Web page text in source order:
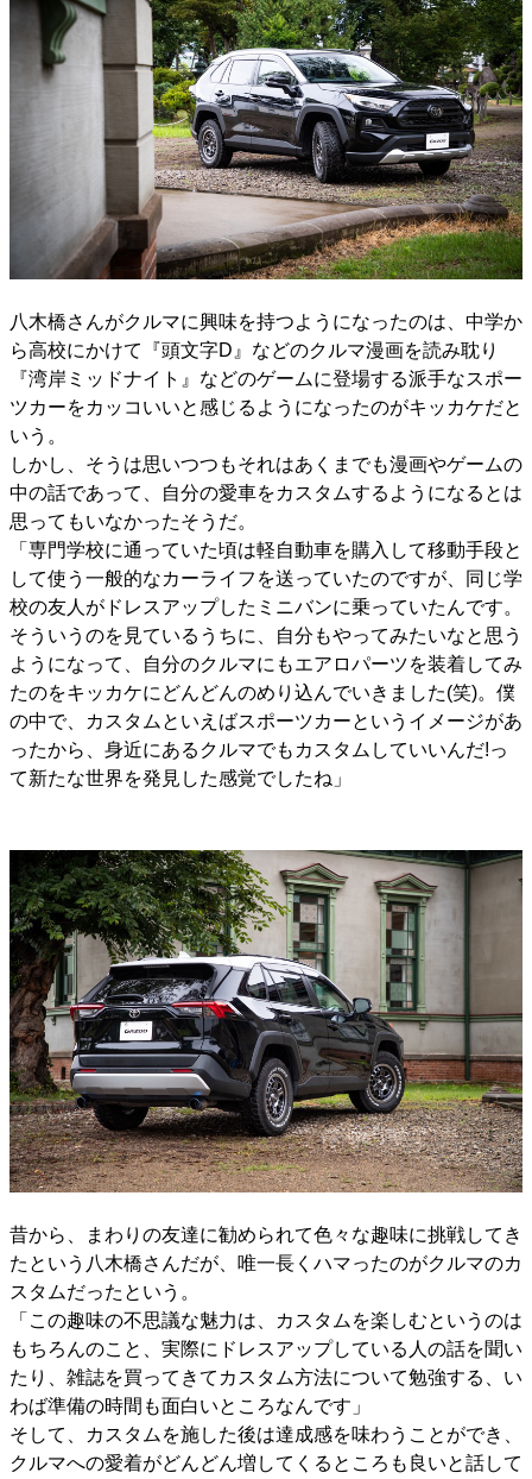
八木橋さんがクルマに興味を持つようになったのは、中学か
ら高校にかけて『頭文字D』などのクルマ漫画を読み耽り
『湾岸ミッドナイト』などのゲームに登場する派手なスポー
ツカーをカッコいいと感じるようになったのがキッカケだと
いう。
しかし、そうは思いつつもそれはあくまでも漫画やゲームの
中の話であって、自分の愛車をカスタムするようになるとは
思ってもいなかったそうだ。
「専門学校に通っていた頃は軽自動車を購入して移動手段と
して使う一般的なカーライフを送っていたのですが、同じ学
校の友人がドレスアップしたミニバンに乗っていたんです。
そういうのを見ているうちに、自分もやってみたいなと思う
ようになって、自分のクルマにもエアロパーツを装着してみ
たのをキッカケにどんどんのめり込んでいきました(笑)。僕
の中で、カスタムといえばスポーツカーというイメージがあ
ったから、身近にあるクルマでもカスタムしていいんだ!っ
て新たな世界を発見した感覚でしたね」
昔から、まわりの友達に勧められて色々な趣味に挑戦してき
たという八木橋さんだが、唯一長くハマったのがクルマのカ
スタムだったという。
「この趣味の不思議な魅力は、カスタムを楽しむというのは
もちろんのこと、実際にドレスアップしている人の話を聞い
たり、雑誌を買ってきてカスタム方法について勉強する、い
わば準備の時間も面白いところなんです」
そして、カスタムを施した後は達成感を味わうことができ、
クルマへの愛着がどんどん増してくるところも良いと話して